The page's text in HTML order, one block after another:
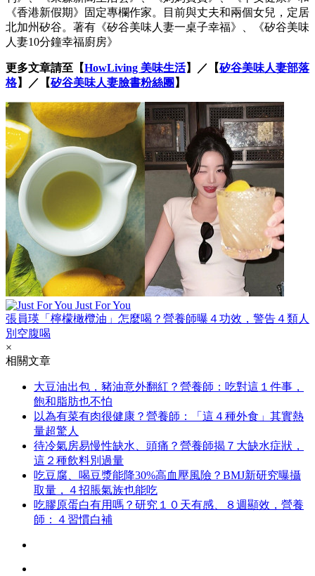
《香港新假期》固定專欄作家。目前與丈夫和兩個女兒，定居
北加州矽谷。著有《矽谷美味人妻一桌子幸福》、《矽谷美味
人妻10分鐘幸福廚房》
更多文章請至【HowLiving 美味生活】／【矽谷美味人妻部落
格】／【矽谷美味人妻臉書粉絲團 】
Just For You
張員瑛「檸檬橄欖油」怎麼喝？營養師曝４功效，警告４類人
別空腹喝
×
相關文章
大豆油出包，豬油意外翻紅？營養師：吃對這１件事，
飽和脂肪也不怕
以為有菜有肉很健康？營養師：「這４種外食」其實熱
量超驚人
待冷氣房易慢性缺水、頭痛？營養師揭７大缺水症狀，
這２種飲料別過量
吃豆腐、喝豆漿能降30%高血壓風險？BMJ新研究曝攝
取量，４招脹氣族也能吃
吃膠原蛋白有用嗎？研究１０天有感、８週顯效，營養
師：４習慣白補